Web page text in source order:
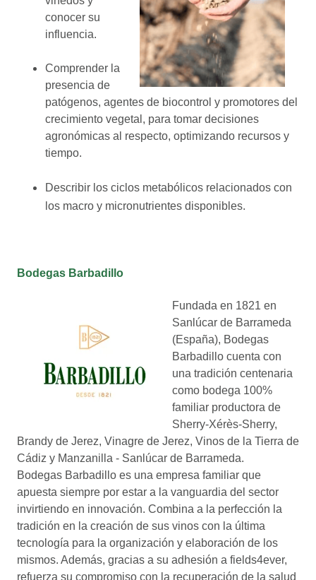
conocer su
influencia.
Comprender la
presencia de
patógenos, agentes de biocontrol y promotores del
crecimiento vegetal, para tomar decisiones
agronómicas al respecto, optimizando recursos y
tiempo.
Describir los ciclos metabólicos relacionados con
los macro y micronutrientes disponibles.
Bodegas Barbadillo
Fundada en 1821 en
Sanlúcar de Barrameda
(España), Bodegas
Barbadillo cuenta con
una tradición centenaria
como bodega 100%
familiar productora de
Sherry-Xérès-Sherry,
Brandy de Jerez, Vinagre de Jerez, Vinos de la Tierra de
Cádiz y Manzanilla - Sanlúcar de Barrameda.
Bodegas Barbadillo es una empresa familiar que
apuesta siempre por estar a la vanguardia del sector
invirtiendo en innovación. Combina a la perfección la
tradición en la creación de sus vinos con la última
tecnología para la organización y elaboración de los
mismos. Además, gracias a su adhesión a fields4ever,
refuerza su compromiso con la recuperación de la salud